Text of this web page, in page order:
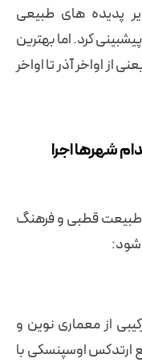
پدیده های طبیعی
کرد. اما بهترین
اواخر آذر تا اواخر
شهرها اجرا
طبیعت قطبی و فرهنگ
از معماری نوین و
ارتدکس اوسپنسکی با